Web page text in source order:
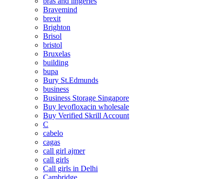
Bravemind
brexit
Brighton
Brisol
bristol
Bruxelas
building
bupa
Bury St.Edmunds
business
Business Storage Singapore
Buy levofloxacin wholesale
Buy Verified Skrill Account
C
cabelo
cagas
call girl ajmer
call girls
Call girls in Delhi
Cambridge